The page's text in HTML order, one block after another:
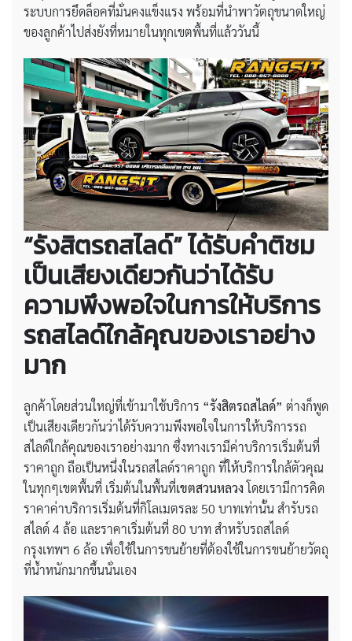
ระบบการยึดล็อคที่มั่นคงแข็งแรง พร้อมที่นำพาวัตถุขนาดใหญ่
ของลูกค้าไปส่งยังที่หมายในทุกเขตพื้นที่แล้ววันนี้
“รังสิตรถสไลด์” ได้รับคำติชม
เป็นเสียงเดียวกันว่าได้รับ
ความพึงพอใจในการให้บริการ
รถสไลด์ใกล้คุณของเราอย่าง
มาก
ลูกค้าโดยส่วนใหญ่ที่เข้ามาใช้บริการ “รังสิตรถสไลด์” ต่างก็พูด
เป็นเสียงเดียวกันว่าได้รับความพึงพอใจในการให้บริการรถ
สไลด์ใกล้คุณของเราอย่างมาก ซึ่งทางเรามีค่าบริการเริ่มต้นที่
ราคาถูก ถือเป็นหนึ่งในรถสไลด์ราคาถูก ที่ให้บริการใกล้ตัวคุณ
ในทุกๆเขตพื้นที่ เริ่มต้นในพื้นที่เขตสวนหลวงโดยเรามีการคิด
ราคาค่าบริการเริ่มต้นที่กิโลเมตรละ 50 บาทเท่านั้น สำรับรถ
สไลด์ 4 ล้อ และราคาเริ่มต้นที่ 80 บาท สำหรับรถสไลด์
กรุงเทพฯ 6 ล้อ เพื่อใช้ในการขนย้ายที่ต้องใช้ในการขนย้ายวัตถุ
ที่น้ำหนักมากขึ้นนั่นเอง